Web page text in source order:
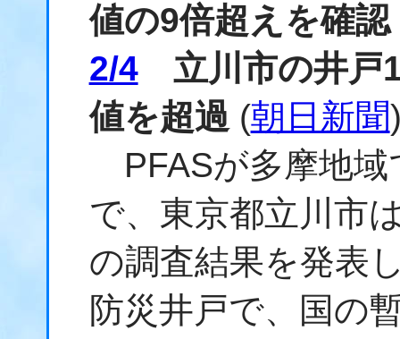
値の9倍超えを確認
2/4立川市の井戸1
値を超過 (朝日新聞
PFASが多摩地域
で、東京都立川市
の調査結果を発表
防災井戸で、国の